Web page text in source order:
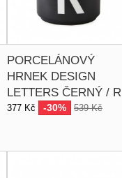
PORCELÁNOVÝ
HRNEK DESIGN
LETTERS ČERNÝ / R
377 Kč -30% 539 Kč